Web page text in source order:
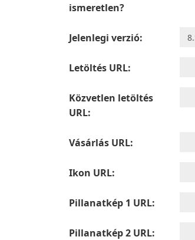
ismeretlen?
Jelenlegi verzió:
Letöltés URL:
Közvetlen letöltés
URL:
Vásárlás URL:
Ikon URL:
Pillanatkép 1 URL:
Pillanatkép 2 URL: